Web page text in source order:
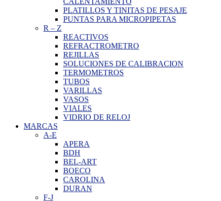
PLATILLOS Y TINITAS DE PESAJE
PUNTAS PARA MICROPIPETAS
R – Z
REACTIVOS
REFRACTROMETRO
REJILLAS
SOLUCIONES DE CALIBRACION
TERMOMETROS
TUBOS
VARILLAS
VASOS
VIALES
VIDRIO DE RELOJ
MARCAS
A-E
APERA
BDH
BEL-ART
BOECO
CAROLINA
DURAN
F-J